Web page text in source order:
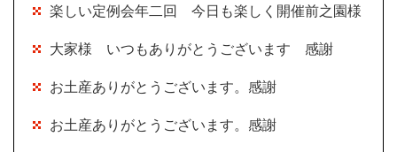
楽しい定例会年二回 今日も楽しく開催前之園様
大家様 いつもありがとうございます 感謝
お土産ありがとうございます。感謝
お土産ありがとうございます。感謝